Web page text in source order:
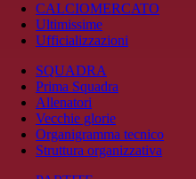
CALCIOMERCATO
Ultimissime
Ufficializzazioni
SQUADRA
Prima Squadra
Allenatori
Vecchie glorie
Organigramma tecnico
Struttura organizzativa